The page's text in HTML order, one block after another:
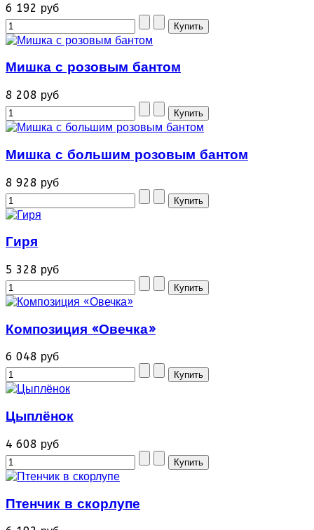
6 192 руб
Мишка с розовым бантом
8 208 руб
Мишка с большим розовым бантом
8 928 руб
Гиря
5 328 руб
Композиция «Овечка»
6 048 руб
Цыплёнок
4 608 руб
Птенчик в скорлупе